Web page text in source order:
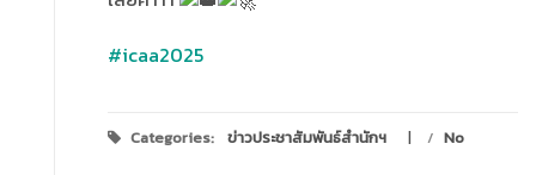
#icaa2025
Categories: ข่าวประชาสัมพันธ์สำนักฯ / No